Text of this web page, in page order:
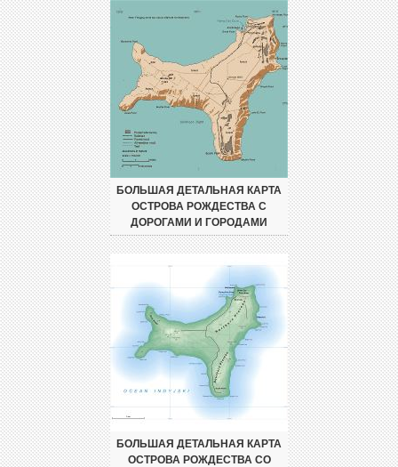
БОЛЬШАЯ ДЕТАЛЬНАЯ КАРТА
ОСТРОВА РОЖДЕСТВА С
ДОРОГАМИ И ГОРОДАМИ
БОЛЬШАЯ ДЕТАЛЬНАЯ КАРТА
ОСТРОВА РОЖДЕСТВА СО